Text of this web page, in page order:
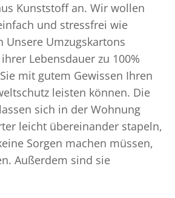
Kunststoff an. Wir wollen
und stressfrei wie
Unsere Umzugskartons
Lebensdauer zu 100%
mit gutem Gewissen Ihren
leisten können. Die
sich in der Wohnung
leicht übereinander stapeln,
Sorgen machen müssen,
Außerdem sind sie